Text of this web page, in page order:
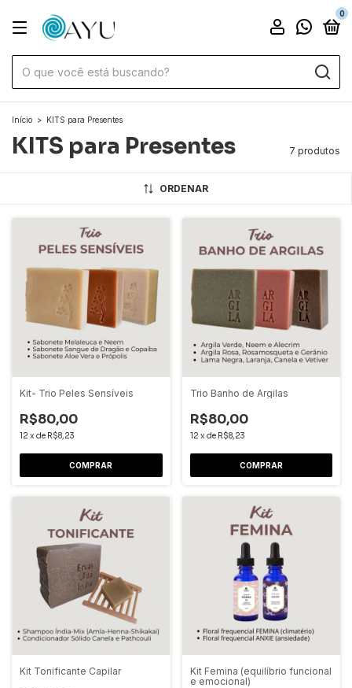
0
Início > KITS para Presentes
KITS para Presentes 7 produtos
ORDENAR
Kit- Trio Peles Sensíveis
R$80,00
12 x de R$8,23
Trio Banho de Argilas
R$80,00
12 x de R$8,23
Kit Tonificante Capilar
Kit Femina (equilíbrio funcional
e emocional)